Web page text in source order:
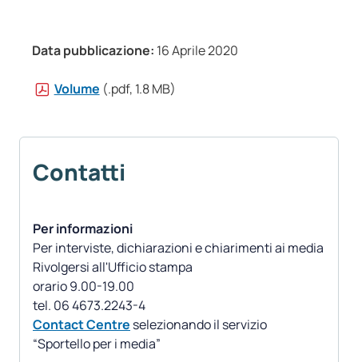
Data pubblicazione: 16 Aprile 2020
Volume (.pdf, 1.8 MB)
Contatti
Per informazioni
Per interviste, dichiarazioni e chiarimenti ai media
Rivolgersi all'Ufficio stampa
orario 9.00-19.00
Contact Centre selezionando il servizio
“Sportello per i media”